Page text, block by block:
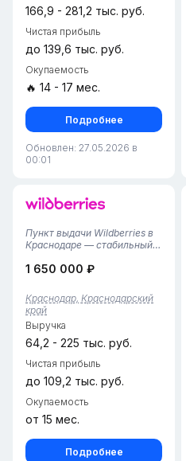
166,9 - 281,2 тыс. руб.
Чистая прибыль
до 139,6 тыс. руб.
Окупаемость
🔥 14 - 17 мес.
Подробнее
Обновлен: 27.05.2026 в
00:01
Пункт выдачи Wildberries в
Краснодаре — стабильный и
Продается действующий
Wildberries в Краснодаре —
одном из крупнейших и
быстрорастущих городов
Юга России.Пре...
1 650 000 ₽
Краснодар, Краснодарский
край
Выручка
64,2 - 225 тыс. руб.
Чистая прибыль
до 109,2 тыс. руб.
Окупаемость
от 15 мес.
Подробнее